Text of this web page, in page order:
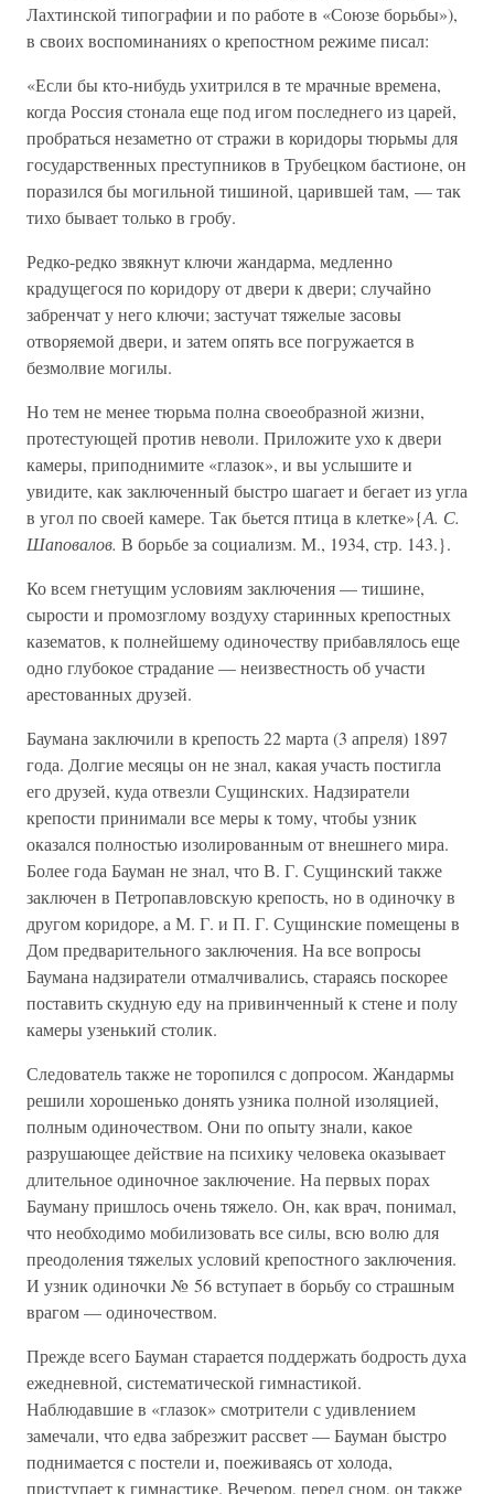
Лахтинской типографии и по работе в «Союзе борьбы»),
в своих воспоминаниях о крепостном режиме писал:
«Если бы кто-нибудь ухитрился в те мрачные времена,
когда Россия стонала еще под игом последнего из царей,
пробраться незаметно от стражи в коридоры тюрьмы для
государственных преступников в Трубецком бастионе, он
поразился бы могильной тишиной, царившей там, — так
тихо бывает только в гробу.
Редко-редко звякнут ключи жандарма, медленно
крадущегося по коридору от двери к двери; случайно
забренчат у него ключи; застучат тяжелые засовы
отворяемой двери, и затем опять все погружается в
безмолвие могилы.
Но тем не менее тюрьма полна своеобразной жизни,
протестующей против неволи. Приложите ухо к двери
камеры, приподнимите «глазок», и вы услышите и
увидите, как заключенный быстро шагает и бегает из угла
в угол по своей камере. Так бьется птица в клетке»{А. С.
Шаповалов. В борьбе за социализм. М., 1934, стр. 143.}.
Ко всем гнетущим условиям заключения — тишине,
сырости и промозглому воздуху старинных крепостных
казематов, к полнейшему одиночеству прибавлялось еще
одно глубокое страдание — неизвестность об участи
арестованных друзей.
Баумана заключили в крепость 22 марта (3 апреля) 1897
года. Долгие месяцы он не знал, какая участь постигла
его друзей, куда отвезли Сущинских. Надзиратели
крепости принимали все меры к тому, чтобы узник
оказался полностью изолированным от внешнего мира.
Более года Бауман не знал, что В. Г. Сущинский также
заключен в Петропавловскую крепость, но в одиночку в
другом коридоре, а М. Г. и П. Г. Сущинские помещены в
Дом предварительного заключения. На все вопросы
Баумана надзиратели отмалчивались, стараясь поскорее
поставить скудную еду на привинченный к стене и полу
камеры узенький столик.
Следователь также не торопился с допросом. Жандармы
решили хорошенько донять узника полной изоляцией,
полным одиночеством. Они по опыту знали, какое
разрушающее действие на психику человека оказывает
длительное одиночное заключение. На первых порах
Бауману пришлось очень тяжело. Он, как врач, понимал,
что необходимо мобилизовать все силы, всю волю для
преодоления тяжелых условий крепостного заключения.
И узник одиночки № 56 вступает в борьбу со страшным
врагом — одиночеством.
Прежде всего Бауман старается поддержать бодрость духа
ежедневной, систематической гимнастикой.
Наблюдавшие в «глазок» смотрители с удивлением
замечали, что едва забрезжит рассвет — Бауман быстро
поднимается с постели и, поеживаясь от холода,
приступает к гимнастике. Вечером, перед сном, он также